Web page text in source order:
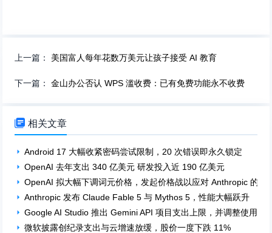
上一篇： 美国富人每年花数万美元让孩子接受 AI 教育
下一篇：金山办公否认 WPS 滥收费：已有免费功能永不收费
 相关文章
Android 17 大幅收紧密码尝试限制，20 次错误即永久锁定
OpenAI 去年支出 340 亿美元 研发投入近 190 亿美元
OpenAI 拟大幅下调词元价格，发起价格战以应对 Anthropic 的竞
Anthropic 发布 Claude Fable 5 与 Mythos 5，性能大幅跃升
Google AI Studio 推出 Gemini API 项目支出上限，并调整使用层
微软披露创纪录支出与云增速放缓，股价一度下跌 11%